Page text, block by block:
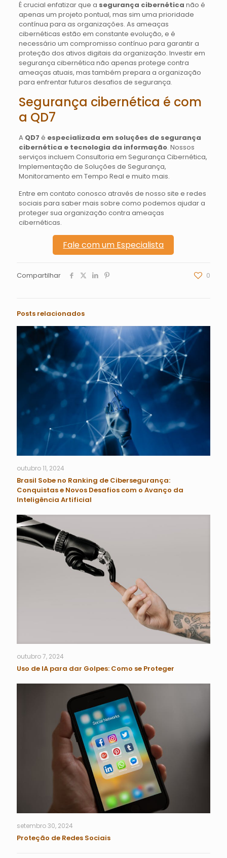
É crucial enfatizar que a segurança cibernética não é
apenas um projeto pontual, mas sim uma prioridade
contínua para as organizações. As ameaças
cibernéticas estão em constante evolução, e é
necessário um compromisso contínuo para garantir a
proteção dos ativos digitais da organização. Investir em
segurança cibernética não apenas protege contra
ameaças atuais, mas também prepara a organização
para enfrentar futuros desafios de segurança.
Segurança cibernética é com
a QD7
A QD7 é especializada em soluções de segurança
cibernética e tecnologia da informação. Nossos
serviços incluem Consultoria em Segurança Cibernética,
Implementação de Soluções de Segurança,
Monitoramento em Tempo Real e muito mais.
Entre em contato conosco através de nosso site e redes
sociais para saber mais sobre como podemos ajudar a
proteger sua organização contra ameaças
cibernéticas.
Fale com um Especialista
Compartilhar 0
Posts relacionados
outubro 11, 2024
Brasil Sobe no Ranking de Cibersegurança:
Conquistas e Novos Desafios com o Avanço da
Inteligência Artificial
outubro 7, 2024
Uso de IA para dar Golpes: Como se Proteger
setembro 30, 2024
Proteção de Redes Sociais